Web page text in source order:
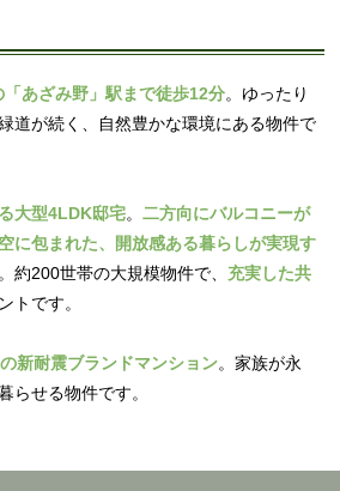
あざみ野」駅まで徒歩12分。ゆったり
道が続く、自然豊かな環境にある物件で
大型4LDK邸宅。 二方向にバルコニーが
に包まれた、開放感ある暮らしが実現す
約200世帯の大規模物件で、 充実した共
トです。
新耐震ブランドマンション。家族が永
らせる物件です。